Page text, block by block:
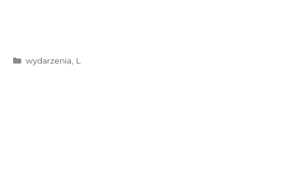
Kategorie
wydarzenia, L